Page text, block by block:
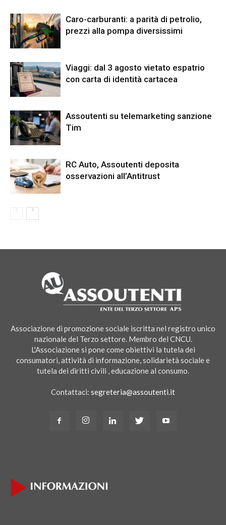
Caro-carburanti: a parità di petrolio,
prezzi alla pompa diversissimi
Viaggi: dal 3 agosto vietato espatrio
con carta di identità cartacea
Assoutenti su telemarketing sanzione
Tim
RC Auto, Assoutenti deposita
osservazioni all’Antitrust
Associazione di promozione sociale iscritta nel registro unico
nazionale del Terzo settore. Membro del CNCU.
L'Associazione si pone come obiettivi la tutela dei
consumatori, attività di informazione, solidarietà sociale e
tutela dei diritti civili , educazione al consumo.
Contattaci: segreteria@assoutenti.it